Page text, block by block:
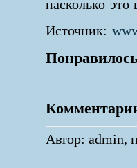
насколько это
Источник:
Автор: admin,